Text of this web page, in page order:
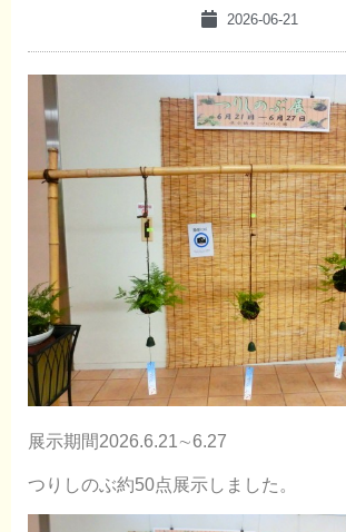
2026-06-21
展示期間2026.6.21∼6.27
つりしのぶ約50点展示しました。